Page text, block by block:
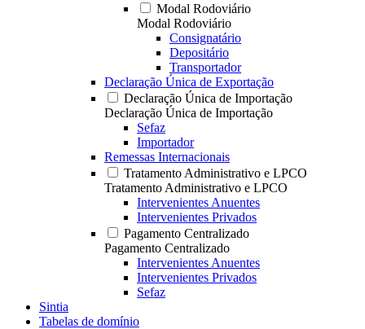
Modal Rodoviário
Modal Rodoviário
Consignatário
Depositário
Transportador
Declaração Única de Exportação
Declaração Única de Importação
Declaração Única de Importação
Sefaz
Importador
Remessas Internacionais
Tratamento Administrativo e LPCO
Tratamento Administrativo e LPCO
Intervenientes Anuentes
Intervenientes Privados
Pagamento Centralizado
Pagamento Centralizado
Intervenientes Anuentes
Intervenientes Privados
Sefaz
Sintia
Tabelas de domínio